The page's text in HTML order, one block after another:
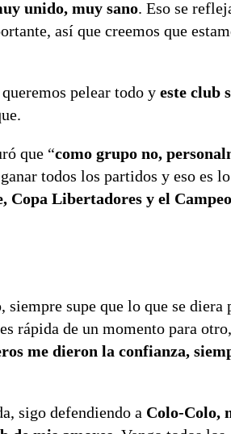
unido, muy sano. Eso se
así que creemos que
pelear todo y este club
que “como grupo no,
todos los partidos y eso es
Copa Libertadores y el
supe que lo que se diera
rápida de un momento para
me dieron la confianza,
sigo defendiendo a Colo-Colo,